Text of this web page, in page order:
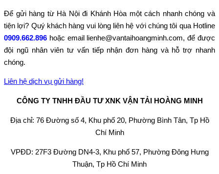
Để gửi hàng từ Hà Nội đi Khánh Hòa một cách nhanh chóng và
tiện lợi? Quý khách hàng vui lòng liên hệ với chúng tôi qua Hotline
0909.662.896 hoặc email lienhe@vantaihoangminh.com, để được
đội ngũ nhân viên tư vấn tiếp nhận đơn hàng và hỗ trợ nhanh
chóng.
Liên hệ dịch vụ gửi hàng!
CÔNG TY TNHH ĐẦU TƯ XNK VẬN TẢI HOÀNG MINH
Địa chỉ: 76 Đường số 4, Khu phố 20, Phường Bình Tân, Tp Hồ
Chí Minh
VPĐD: 27F3 Đường DN4-3, Khu phố 57, Phường Đông Hưng
Thuận, Tp Hồ Chí Minh